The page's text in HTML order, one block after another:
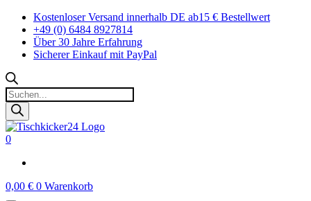
Zum
Inhalt
springen
Kostenloser Versand innerhalb DE ab15 € Bestellwert
+49 (0) 6484 8927814
Über 30 Jahre Erfahrung
Sicherer Einkauf mit PayPal
Products
search
0
0,00 € 0 Warenkorb